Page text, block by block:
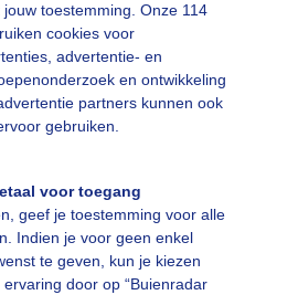
toestemming. Onze 114
cookies voor
advertentie- en
en ontwikkeling
partners kunnen ook
gebruiken.
voor toegang
geef je toestemming voor alle
Indien je voor geen enkel
te geven, kun je kiezen
door op “Buienradar
De Bilt